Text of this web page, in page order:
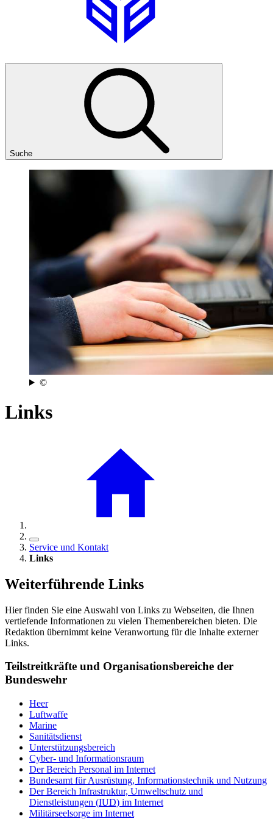
Suche
©
Links
Service und Kontakt
Links
Weiterführende Links
Hier finden Sie eine Auswahl von Links zu Webseiten, die Ihnen
vertiefende Informationen zu vielen Themenbereichen bieten. Die
Redaktion übernimmt keine Veranwortung für die Inhalte externer
Links.
Teilstreitkräfte und Organisationsbereiche der
Bundeswehr
Heer
Luftwaffe
Marine
Sanitätsdienst
Unterstützungsbereich
Cyber- und Informationsraum
Der Bereich Personal im Internet
Bundesamt für Ausrüstung, Informationstechnik und Nutzung
Der Bereich Infrastruktur, Umweltschutz und
Dienstleistungen (IUD) im Internet
Militärseelsorge im Internet